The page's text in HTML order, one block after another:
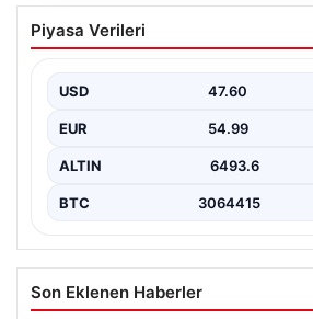
Çerçeve yasa teklifi
Sözcüsü Çelik: İki yıllık
Piyasa Verileri
USD 47.60
EUR 54.99
ALTIN 6493.6
BTC 3064415
Son Eklenen Haberler